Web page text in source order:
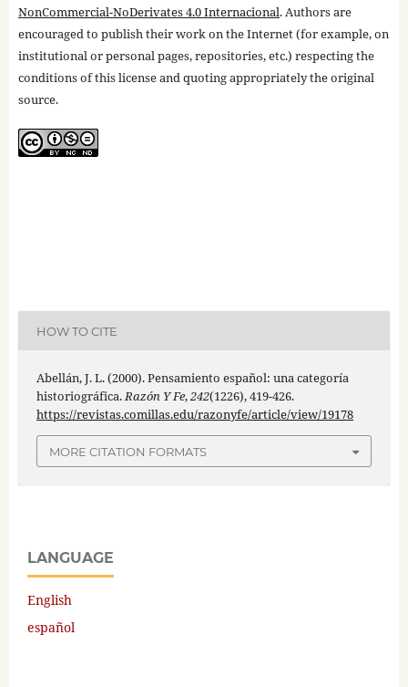
NonCommercial-NoDerivates 4.0 Internacional. Authors are
encouraged to publish their work on the Internet (for example, on
institutional or personal pages, repositories, etc.) respecting the
conditions of this license and quoting appropriately the original
source.
HOW TO CITE
Abellán, J. L. (2000). Pensamiento español: una categoría
historiográfica.Razón Y Fe,242(1226), 419-426.
https://revistas.comillas.edu/razonyfe/article/view/19178
MORE CITATION FORMATS
LANGUAGE
English
español